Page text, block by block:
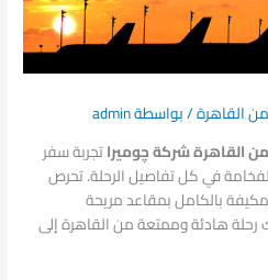
القاهرة/ بواسطةadmin
القاهرة شركة چوميراتجربة سفر
في كل تفاصيل الرحلة. تحرص
بالكامل بمقاعد مريحة
هادئة وممتعة من القاهرة إلى